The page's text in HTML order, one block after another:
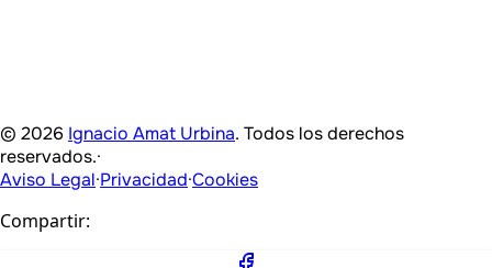
© 2026 Ignacio Amat Urbina. Todos los derechos
reservados.·
Aviso Legal·Privacidad·Cookies
Compartir: